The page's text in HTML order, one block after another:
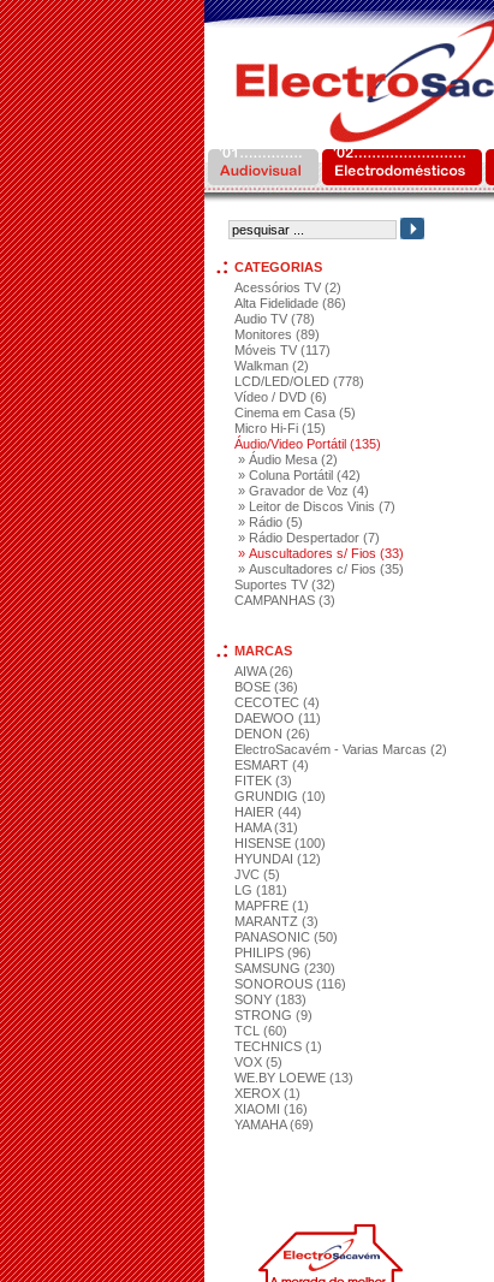
CATEGORIAS
Acessórios TV (2)
Alta Fidelidade (86)
Audio TV (78)
Monitores (89)
Móveis TV (117)
Walkman (2)
LCD/LED/OLED (778)
Vídeo / DVD (6)
Cinema em Casa (5)
Micro Hi-Fi (15)
Áudio/Video Portátil (135)
» Áudio Mesa (2)
» Coluna Portátil (42)
» Gravador de Voz (4)
» Leitor de Discos Vinis (7)
» Rádio (5)
» Rádio Despertador (7)
» Auscultadores s/ Fios (33)
» Auscultadores c/ Fios (35)
Suportes TV (32)
CAMPANHAS (3)
MARCAS
AIWA (26)
BOSE (36)
CECOTEC (4)
DAEWOO (11)
DENON (26)
ElectroSacavém - Varias Marcas (2)
ESMART (4)
FITEK (3)
GRUNDIG (10)
HAIER (44)
HAMA (31)
HISENSE (100)
HYUNDAI (12)
JVC (5)
LG (181)
MAPFRE (1)
MARANTZ (3)
PANASONIC (50)
PHILIPS (96)
SAMSUNG (230)
SONOROUS (116)
SONY (183)
STRONG (9)
TCL (60)
TECHNICS (1)
VOX (5)
WE.BY LOEWE (13)
XEROX (1)
XIAOMI (16)
YAMAHA (69)